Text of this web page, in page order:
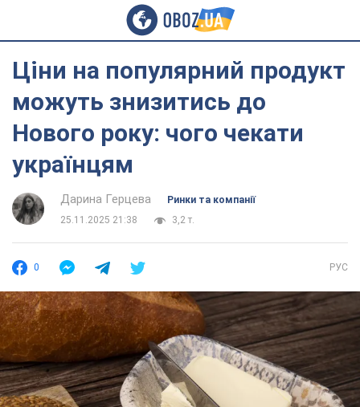
Ціни на популярний продукт
можуть знизитись до
Нового року: чого чекати
українцям
Дарина Герцева
Ринки та компанії
25.11.2025 21:38
3,2 т.
0 РУС